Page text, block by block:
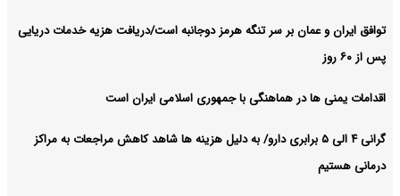
توافق ایران و عمان بر سر تنگه هرمز دوجانبه است/دریافت هزیه خدمات دریایی
پس از ۶۰ روز
اقدامات یمنی ها در هماهنگی با جمهوری اسلامی ایران است
گرانی ۴ الی ۵ برابری دارو/ به دلیل هزینه ها شاهد کاهش مراجعات به مراکز
درمانی هستیم